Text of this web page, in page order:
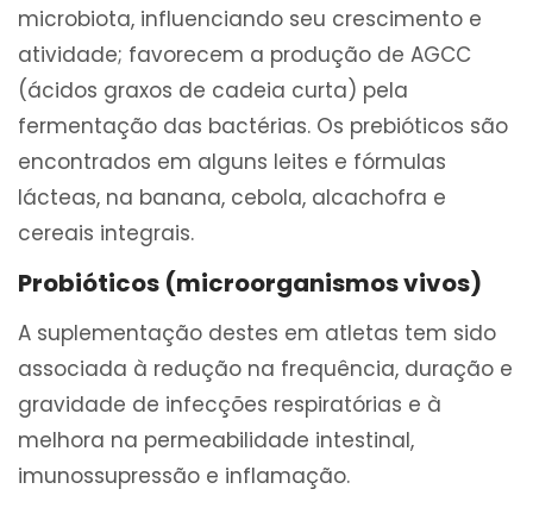
microbiota, influenciando seu crescimento e
atividade; favorecem a produção de AGCC
(ácidos graxos de cadeia curta) pela
fermentação das bactérias. Os prebióticos são
encontrados em alguns leites e fórmulas
lácteas, na banana, cebola, alcachofra e
cereais integrais.
Probióticos (microorganismos vivos)
A suplementação destes em atletas tem sido
associada à redução na frequência, duração e
gravidade de infecções respiratórias e à
melhora na permeabilidade intestinal,
imunossupressão e inflamação.